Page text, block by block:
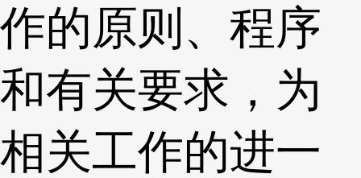
作的原则、程序
和有关要求，为
相关工作的进一